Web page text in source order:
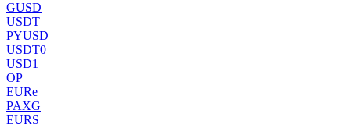
GUSD
USDT
PYUSD
USDT0
USD1
OP
EURe
PAXG
EURS